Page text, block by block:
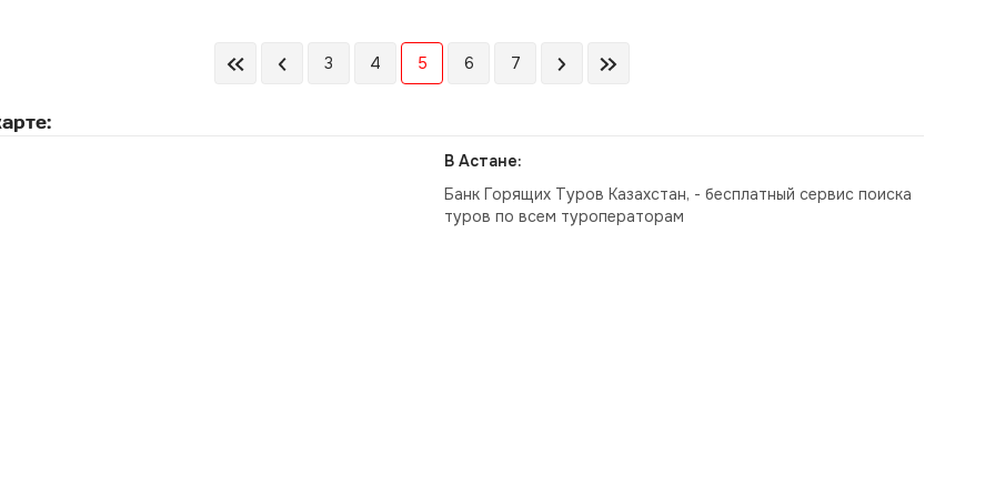
3 4 5 6 7
В Астане:
Банк Горящих Туров Казахстан, - бесплатный сервис поиска
туров по всем туроператорам